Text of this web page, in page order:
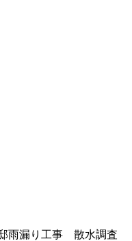
雨漏り工事 散水調査